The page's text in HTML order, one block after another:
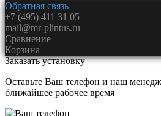
Обратная связь
+7 (495) 411 31 05
mail@mr-plintus.ru
Сравнение
Корзина
Заказать установку
Оставьте Ваш телефон и наш
ближайшее рабочее время